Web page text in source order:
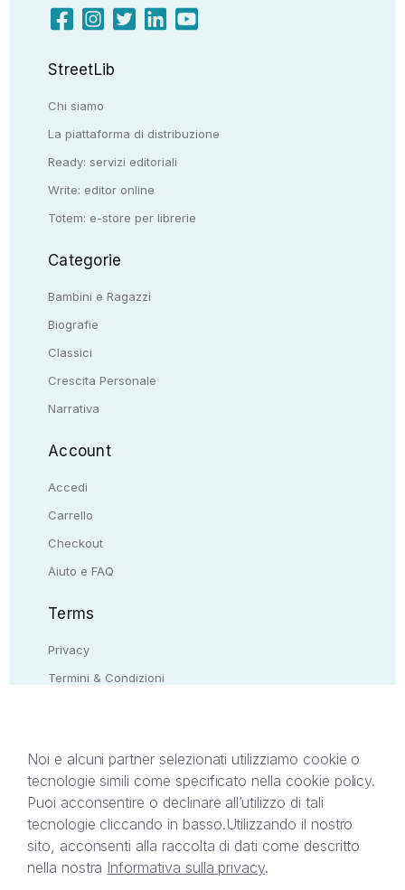
StreetLib
Chi siamo
La piattaforma di distribuzione
Ready: servizi editoriali
Write: editor online
Totem: e-store per librerie
Categorie
Bambini e Ragazzi
Biografie
Classici
Crescita Personale
Narrativa
Account
Accedi
Carrello
Checkout
Aiuto e FAQ
Terms
Privacy
Termini & Condizioni
Il presente sito web è di proprietà di StreetLib S.r.l.
C.F. e P.IVA 05338720963. StreetLib S.r.l. è
titolare di tutti i diritti di proprietà intellettuale
afferenti ai marchi, loghi e segni distintivi presenti
sul sito web. Si invita l’utente a prendere visione
Noi e alcuni partner selezionati utilizziamo cookie o
tecnologie simili come specificato nella cookie policy.
Puoi acconsentire o declinare all’utilizzo di tali
tecnologie cliccando in basso.Utilizzando il nostro
sito, acconsenti alla raccolta di dati come descritto
nella nostra Informativa sulla privacy.